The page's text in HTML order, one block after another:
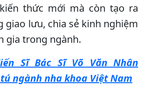
thức mới mà còn tạo ra
lưu, chia sẻ kinh nghiệm
gia trong ngành.
Sĩ Bác Sĩ Võ Văn Nhân
ngành nha khoa Việt Nam